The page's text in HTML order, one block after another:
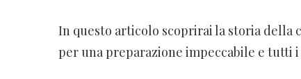
In questo articolo scoprirai la storia della
per una preparazione impeccabile e tutti